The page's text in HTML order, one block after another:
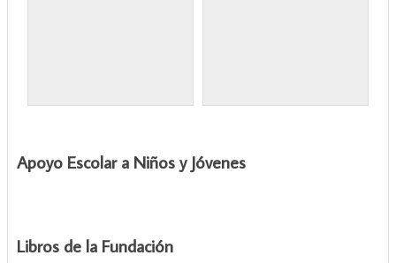
Apoyo Escolar a Niños y Jóvenes
Libros de la Fundación